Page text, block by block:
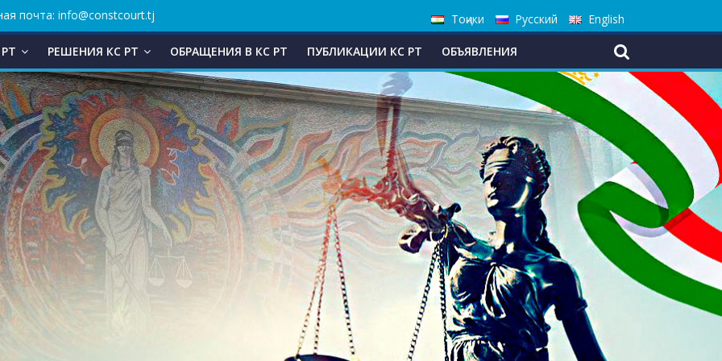
почта: info@constcourt.tj Тоҷики Русский English
РЕШЕНИЯ КС РТ ОБРАЩЕНИЯ В КC РТ ПУБЛИКАЦИИ КС РТ ОБЪЯВЛЕНИЯ